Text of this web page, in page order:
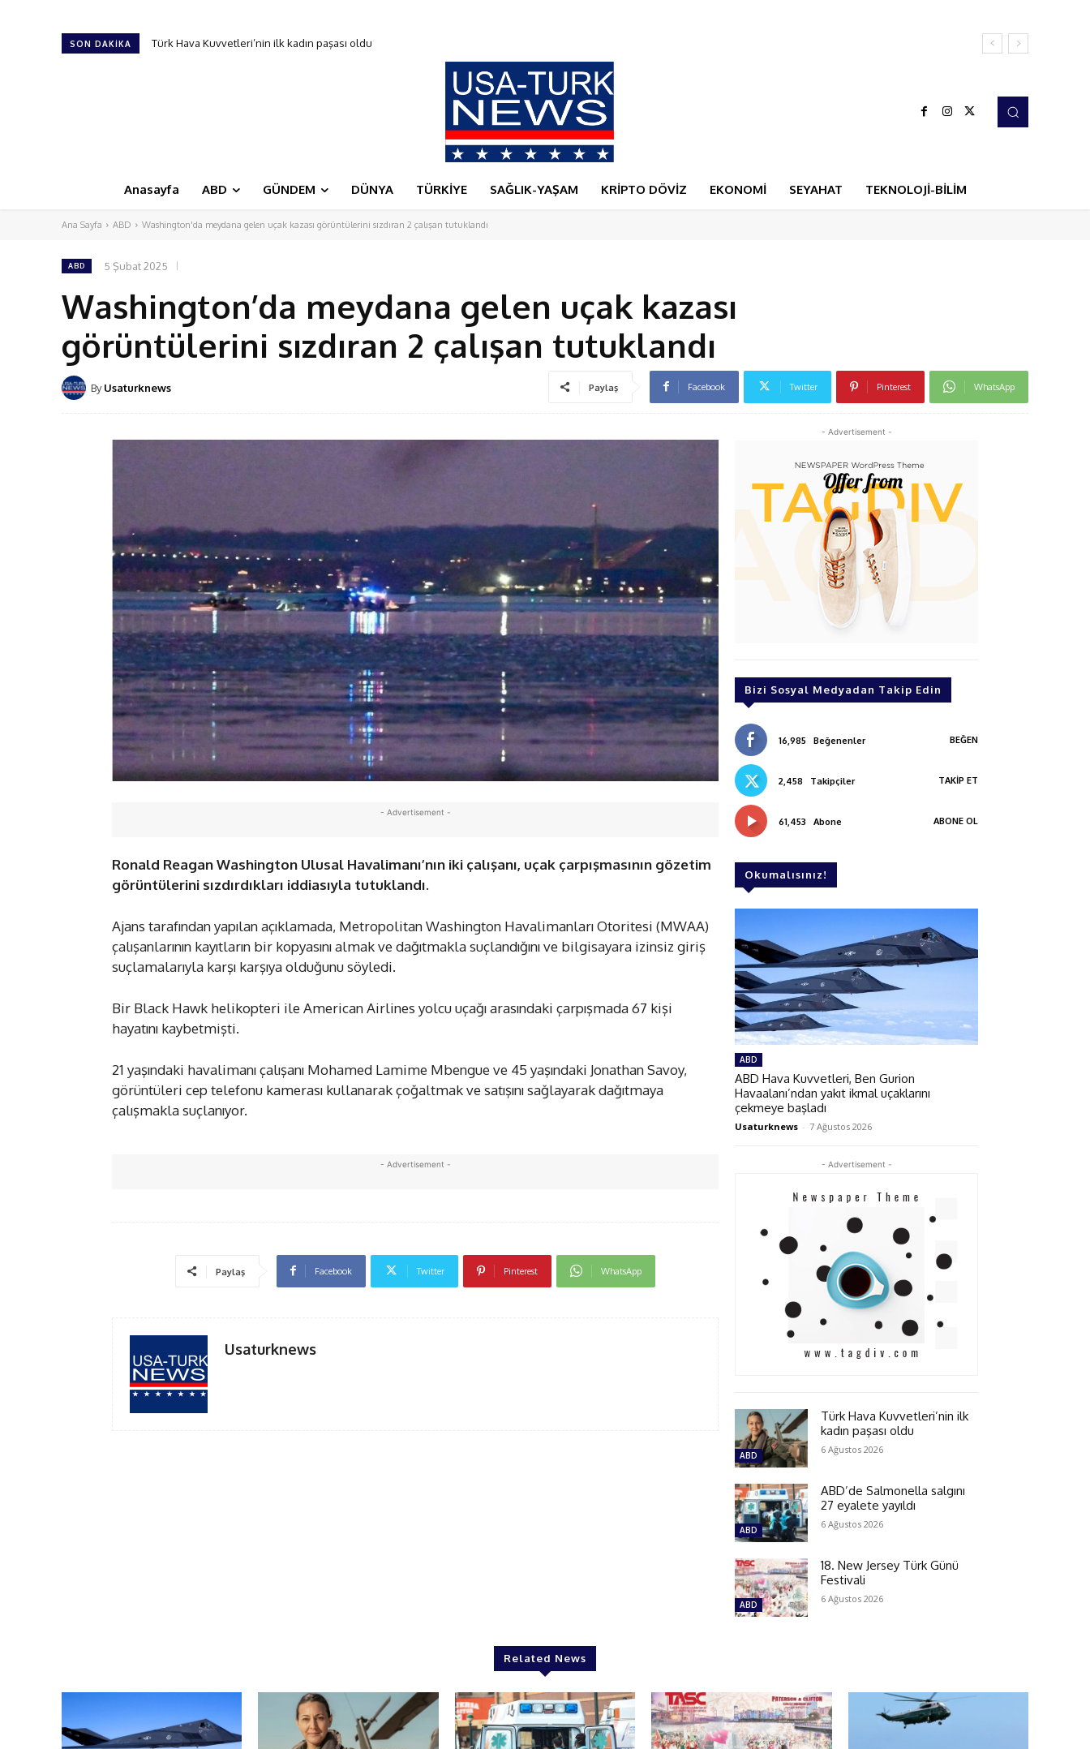
SON DAKIKA Türk Hava Kuvvetleri’nin ilk kadın paşası oldu
ABD’de Salmonella salgını 27 eyalete yayıldı
Anasayfa ABD GÜNDEM DÜNYA TÜRKİYE SAĞLIK-YAŞAM KRİPTO DÖVİZ EKONOMİ SEYAHAT TEKNOLOJİ-BİLİM
Ana Sayfa ABD Washington'da meydana gelen uçak kazası görüntülerini sızdıran 2 çalışan tutuklandı
ABD 5 Şubat 2025
Washington’da meydana gelen uçak kazası
görüntülerini sızdıran 2 çalışan tutuklandı
By Usaturknews Paylaş Facebook Twitter Pinterest WhatsApp
- Advertisement -
Ronald Reagan Washington Ulusal Havalimanı’nın iki çalışanı, uçak çarpışmasının gözetim
görüntülerini sızdırdıkları iddiasıyla tutuklandı.
Ajans tarafından yapılan açıklamada, Metropolitan Washington Havalimanları Otoritesi (MWAA)
çalışanlarının kayıtların bir kopyasını almak ve dağıtmakla suçlandığını ve bilgisayara izinsiz giriş
suçlamalarıyla karşı karşıya olduğunu söyledi.
Bir Black Hawk helikopteri ile American Airlines yolcu uçağı arasındaki çarpışmada 67 kişi
hayatını kaybetmişti.
21 yaşındaki havalimanı çalışanı Mohamed Lamime Mbengue ve 45 yaşındaki Jonathan Savoy,
görüntüleri cep telefonu kamerası kullanarak çoğaltmak ve satışını sağlayarak dağıtmaya
çalışmakla suçlanıyor.
- Advertisement -
Paylaş Facebook Twitter Pinterest WhatsApp
Usaturknews
- Advertisement -
Bizi Sosyal Medyadan Takip Edin
16,985 Beğenenler BEĞEN
2,458 Takipçiler TAKIP ET
61,453 Abone ABONE OL
Okumalısınız!
ABD
ABD Hava Kuvvetleri, Ben Gurion
Havaalanı’ndan yakıt ikmal uçaklarını
çekmeye başladı
Usaturknews - 7 Ağustos 2026
- Advertisement -
ABD
Türk Hava Kuvvetleri’nin ilk
kadın paşası oldu
6 Ağustos 2026
ABD
ABD’de Salmonella salgını
27 eyalete yayıldı
6 Ağustos 2026
ABD
18. New Jersey Türk Günü
Festivali
6 Ağustos 2026
Related News